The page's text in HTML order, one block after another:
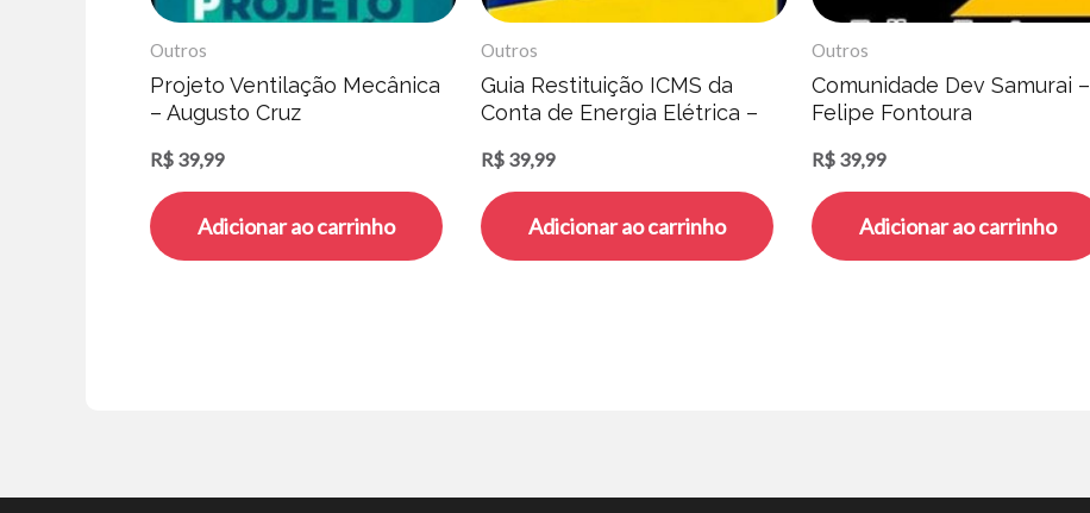
Outros
Projeto Ventilação Mecânica
– Augusto Cruz
R$ 39,99
Adicionar ao carrinho
Outros
Guia Restituição ICMS da
Conta de Energia Elétrica –
R$ 39,99
Adicionar ao carrinho
Outros
Comunidade Dev Samurai –
Felipe Fontoura
R$ 39,99
Adicionar ao carrinho